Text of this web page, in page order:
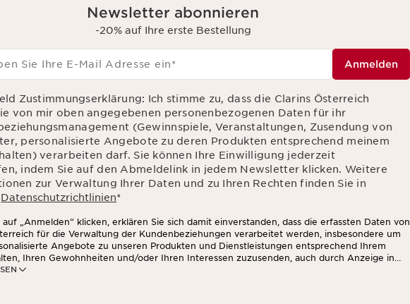
Newsletter abonnieren
-20% auf Ihre erste Bestellung
Sie Ihre E-Mail Adresse ein* Anmelden
Zustimmungserklärung: Ich stimme zu, dass die Clarins Österreich
von mir oben angegebenen personenbezogenen Daten für ihr
(Gewinnspiele, Veranstaltungen, Zusendung von
personalisierte Angebote zu deren Produkten entsprechend meinem
verarbeiten darf. Sie können Ihre Einwilligung jederzeit
indem Sie auf den Abmeldelink in jedem Newsletter klicken. Weitere
zur Verwaltung Ihrer Daten und zu Ihren Rechten finden Sie in
Datenschutzrichtlinien*
auf „Anmelden“ klicken, erklären Sie sich damit einverstanden, dass die erfassten Daten von
für die Verwaltung der Kundenbeziehungen verarbeitet werden, insbesondere um
Angebote zu unseren Produkten und Dienstleistungen entsprechend Ihrem
Ihren Gewohnheiten und/oder Ihren Interessen zuzusenden, auch durch Anzeige in
und auf Websites Dritter, sowie für analytische Zwecke.